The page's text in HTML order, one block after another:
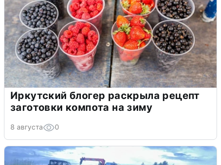
Иркутский блогер раскрыла рецепт
заготовки компота на зиму
8 августа 0